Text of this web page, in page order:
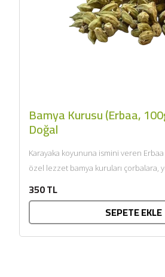
Bamya Kurusu (Erbaa,
Doğal
Karayaka koyununa ismini veren Erbaa
özel lezzet bamya kuruları çorbalara,
350 TL
SEPETE EKLE